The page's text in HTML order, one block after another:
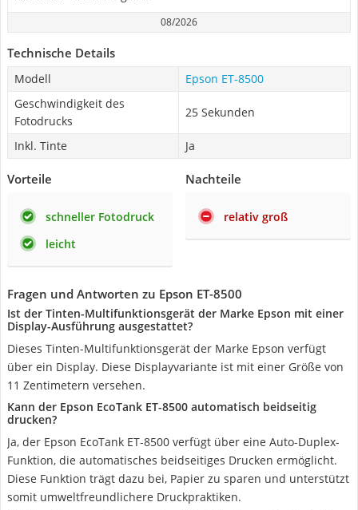
08/2026
Technische Details
Modell
Epson ET-8500
Geschwindigkeit des
Fotodrucks
25 Sekunden
Inkl. Tinte Ja
Vorteile
schneller Fotodruck
leicht
Nachteile
relativ groß
Fragen und Antworten zu Epson ET-8500
Ist der Tinten-Multifunktionsgerät der Marke Epson mit einer
Display-Ausführung ausgestattet?
Dieses Tinten-Multifunktionsgerät der Marke Epson verfügt
über ein Display. Diese Displayvariante ist mit einer Größe von
11 Zentimetern versehen.
Kann der Epson EcoTank ET-8500 automatisch beidseitig
drucken?
Ja, der Epson EcoTank ET-8500 verfügt über eine Auto-Duplex-
Funktion, die automatisches beidseitiges Drucken ermöglicht.
Diese Funktion trägt dazu bei, Papier zu sparen und unterstützt
somit umweltfreundlichere Druckpraktiken.